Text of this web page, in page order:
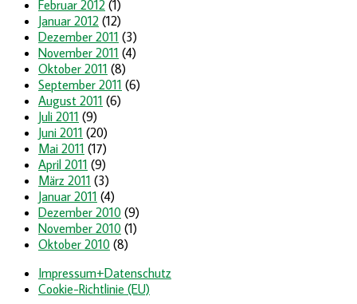
Februar 2012 (1)
Januar 2012 (12)
Dezember 2011 (3)
November 2011 (4)
Oktober 2011 (8)
September 2011 (6)
August 2011 (6)
Juli 2011 (9)
Juni 2011 (20)
Mai 2011 (17)
April 2011 (9)
März 2011 (3)
Januar 2011 (4)
Dezember 2010 (9)
November 2010 (1)
Oktober 2010 (8)
Impressum+Datenschutz
Cookie-Richtlinie (EU)